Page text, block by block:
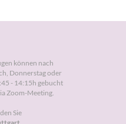
können nach
Donnerstag oder
- 14:15h gebucht
Zoom-Meeting.
Sie